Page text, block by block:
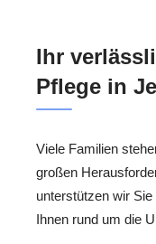
Ihr
Pflege in
Viele Familien
großen
unterstützen wir
Ihnen rund um die